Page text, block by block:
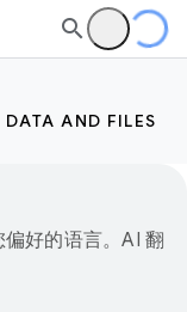
DATA AND FILES
好的语言。AI 翻